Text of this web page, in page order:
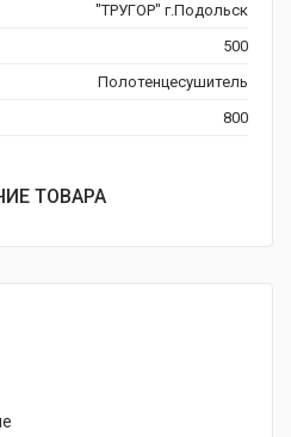
"ТРУГОР" г.Подольск
500
Полотенцесушитель
800
ТОВАРА